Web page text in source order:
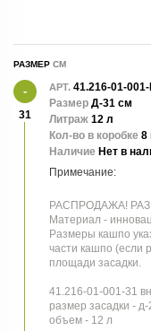
Размер кашпо указан в
РАЗМЕР
31
АРТ. 41.216-01-
Размер Д-31 см
Литраж 12 л
Кол-во в коробке 8
Наличие Нет в
РАСПРОДАЖА!
Материал -
Размеры кашпо
части кашпо (если
площади засадки.
41.216-01-001-31
размер засадки -
объем - 12 л